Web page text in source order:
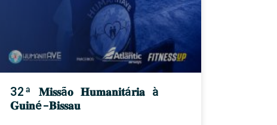
32ª 𝐌𝐢𝐬𝐬ã𝐨 𝐇𝐮𝐦𝐚𝐧𝐢𝐭á𝐫𝐢𝐚 à
𝐆𝐮𝐢𝐧é-𝐁𝐢𝐬𝐬𝐚𝐮